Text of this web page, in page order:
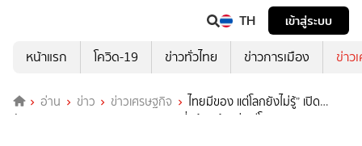
TH
เข้าสู่ระบบ
หน้าแรก
โควิด-19 ข่าวทั่วไทย ข่าวการเมือง ข่าว
อ่าน ข่าว ข่าวเศรษฐกิจ
ไทยมีของ แต่โลกยังไม่รู้” เปิด
ศักยภาพ Digital Asset Ecosystem ที่พร้อมก้าวสู่เวทีโลก